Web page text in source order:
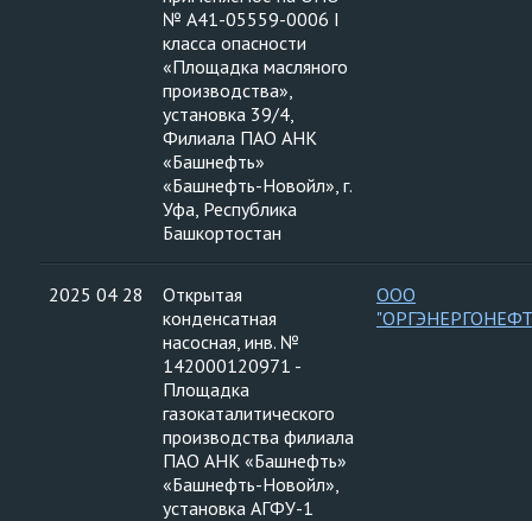
№ А41-05559-0006 I
класса опасности
«Площадка масляного
производства»,
установка 39/4,
Филиала ПАО АНК
«Башнефть»
«Башнефть-Новойл», г.
Уфа, Республика
Башкортостан
2025 04 28
Открытая
конденсатная
насосная, инв. №
142000120971 -
Площадка
газокаталитического
производства филиала
ПАО АНК «Башнефть»
«Башнефть-Новойл»,
установка АГФУ-1
ООО